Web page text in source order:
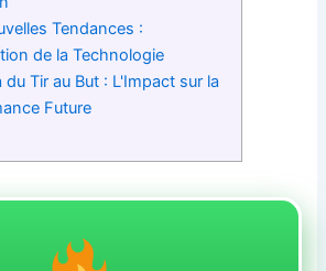
Tendances :
de la Technologie
du Tir au But : L'Impact sur la
Future